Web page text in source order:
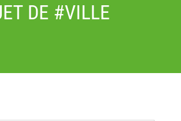
DE #VILLE